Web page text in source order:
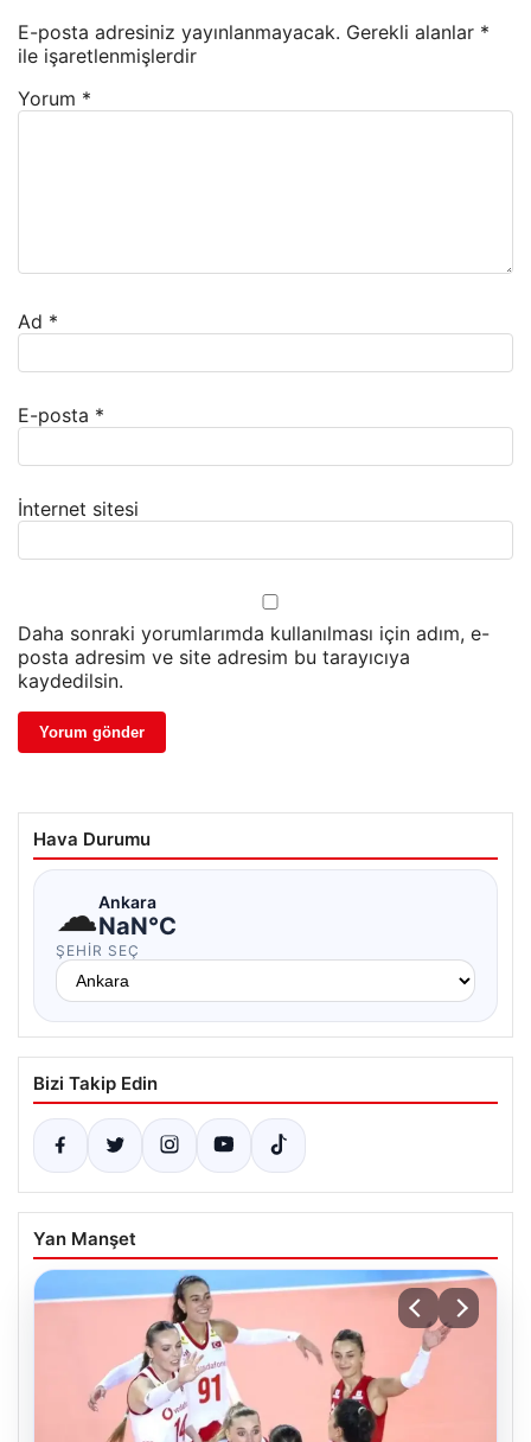
E-posta adresiniz yayınlanmayacak. Gerekli alanlar *
ile işaretlenmişlerdir
Yorum *
Ad *
E-posta *
İnternet sitesi
Daha sonraki yorumlarımda kullanılması için adım, e-
posta adresim ve site adresim bu tarayıcıya
kaydedilsin.
Hava Durumu
☁Ankara
NaN°C
ŞEHIR SEÇ
Bizi Takip Edin
Yan Manşet